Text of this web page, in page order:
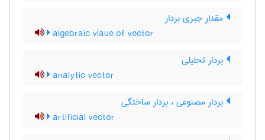
مقدار جبری بردار
algebraic vlaue of vector
بردار تحلیلی
analytic vector
بردار مصنوعی ، بردار ساختگی
artificial vector